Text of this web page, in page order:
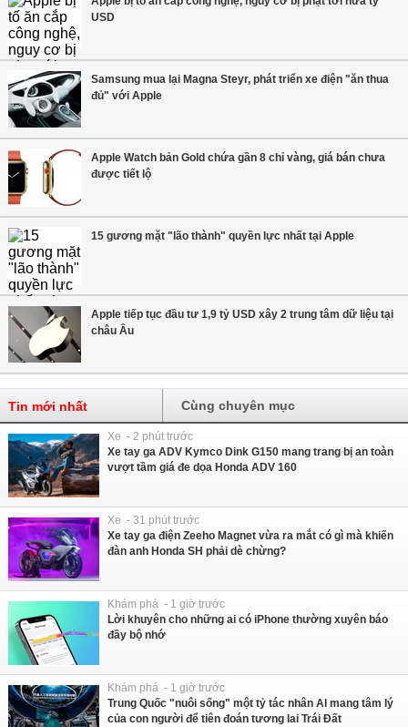
USD
Samsung mua lại Magna Steyr, phát triển xe điện "ăn thua
đủ" với Apple
Apple Watch bản Gold chứa gần 8 chỉ vàng, giá bán chưa
được tiết lộ
15 gương mặt "lão thành" quyền lực nhất tại Apple
Apple tiếp tục đầu tư 1,9 tỷ USD xây 2 trung tâm dữ liệu tại
châu Âu
Tin mới nhất Cùng chuyên mục
Xe - 2 phút trước
Xe tay ga ADV Kymco Dink G150 mang trang bị an toàn
vượt tầm giá đe dọa Honda ADV 160
Xe - 31 phút trước
Xe tay ga điện Zeeho Magnet vừa ra mắt có gì mà khiến
đàn anh Honda SH phải dè chừng?
Khám phá - 1 giờ trước
Lời khuyên cho những ai có iPhone thường xuyên báo
đầy bộ nhớ
Khám phá - 1 giờ trước
Trung Quốc "nuôi sống" một tỷ tác nhân AI mang tâm lý
của con người để tiên đoán tương lai Trái Đất